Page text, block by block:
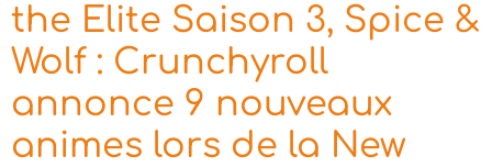
the Elite Saison 3, Spice &
Wolf : Crunchyroll
annonce 9 nouveaux
animes lors de la New